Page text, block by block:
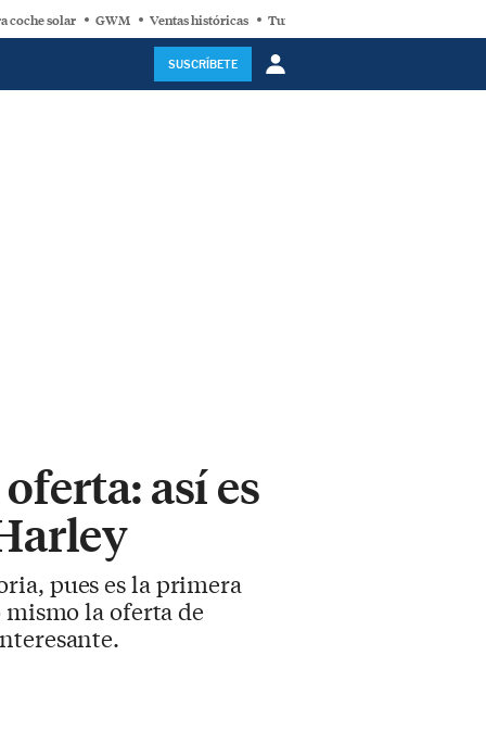
coche solar GWM Ventas históricas Turbina eólica
SUSCRÍBETE
así es
pues es la primera
la oferta de